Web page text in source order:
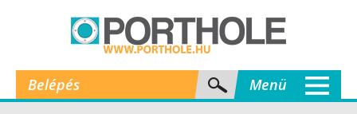
Belépés Menü